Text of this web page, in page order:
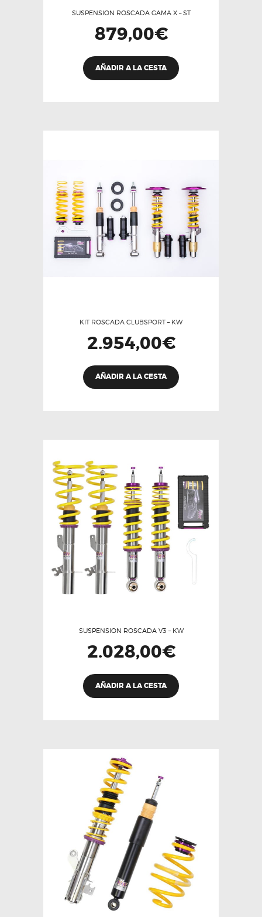
SUSPENSION ROSCADA GAMA X – ST
879,00€
AÑADIR A LA CESTA
KIT ROSCADA CLUBSPORT – KW
2.954,00€
AÑADIR A LA CESTA
SUSPENSION ROSCADA V3 – KW
2.028,00€
AÑADIR A LA CESTA